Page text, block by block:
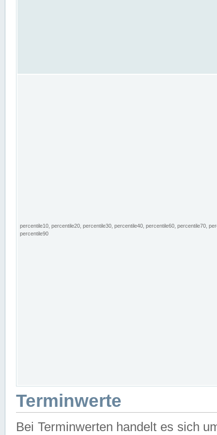
percentile10, percentile20, percentile30, percentile40, percentile60, percentile70,
percentile90
Terminwerte
Bei Terminwerten handelt es sich